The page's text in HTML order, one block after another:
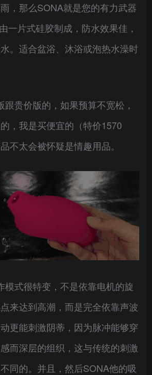
，那么SONA就是您的有力武器
一片式硅胶制成，防水效果佳，
。适合盆浴、沐浴或泡热水澡时
跟贵价版的，如果预算不宽松，
，我是买便宜的（特价1570
不太会被怀疑是情趣用品。
模式很特变，不是依靠电机的旋
来达到高潮，而是完全依靠声波
更能刺激阴蒂，因为脉冲能够穿
而深层的组织，这与传统的刺激
同的。并且，然后SONA他的吸